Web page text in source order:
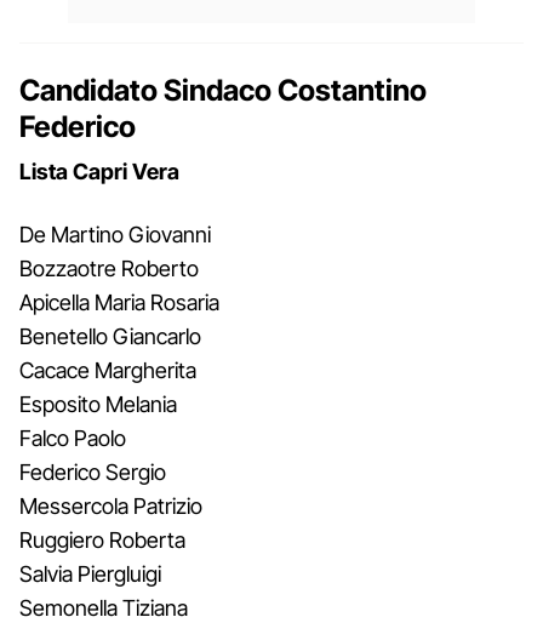
Candidato Sindaco Costantino
Federico
Lista Capri Vera
De Martino Giovanni
Bozzaotre Roberto
Apicella Maria Rosaria
Benetello Giancarlo
Cacace Margherita
Esposito Melania
Falco Paolo
Federico Sergio
Messercola Patrizio
Ruggiero Roberta
Salvia Piergluigi
Semonella Tiziana